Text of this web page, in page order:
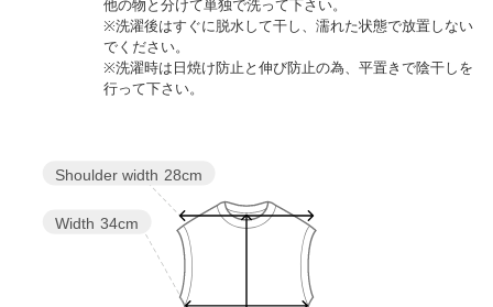
他の物と分けて単独で洗って下さい。
※洗濯後はすぐに脱水して干し、濡れた状態で放置しない
でください。
※洗濯時は日焼け防止と伸び防止の為、平置きで陰干しを
行って下さい。
Width 34cm
Shoulder width 28cm